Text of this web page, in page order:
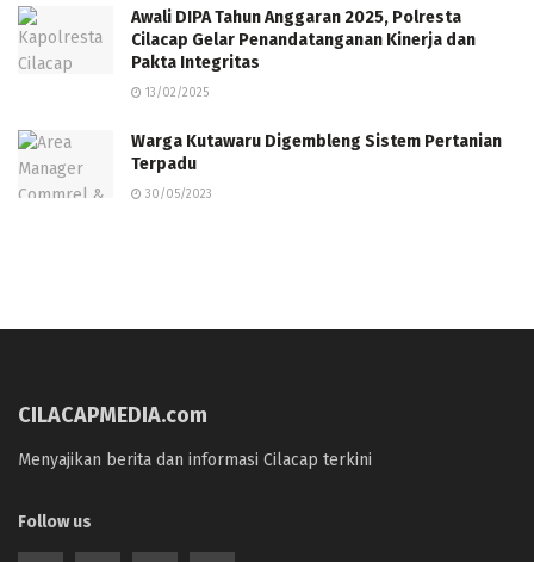
Awali DIPA Tahun Anggaran 2025, Polresta
Cilacap Gelar Penandatanganan Kinerja dan
Pakta Integritas
13/02/2025
Warga Kutawaru Digembleng Sistem Pertanian
Terpadu
30/05/2023
CILACAPMEDIA.com
Menyajikan berita dan informasi Cilacap terkini
Follow us